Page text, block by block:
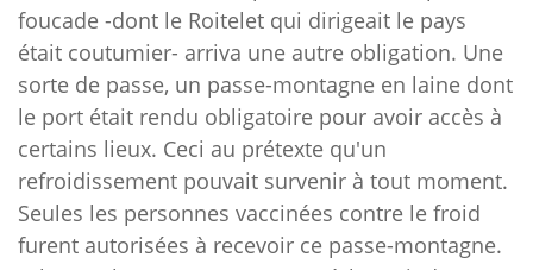
foucade -dont le Roitelet qui dirigeait le pays
était coutumier- arriva une autre obligation. Une
sorte de passe, un passe-montagne en laine dont
le port était rendu obligatoire pour avoir accès à
certains lieux. Ceci au prétexte qu'un
refroidissement pouvait survenir à tout moment.
Seules les personnes vaccinées contre le froid
furent autorisées à recevoir ce passe-montagne.